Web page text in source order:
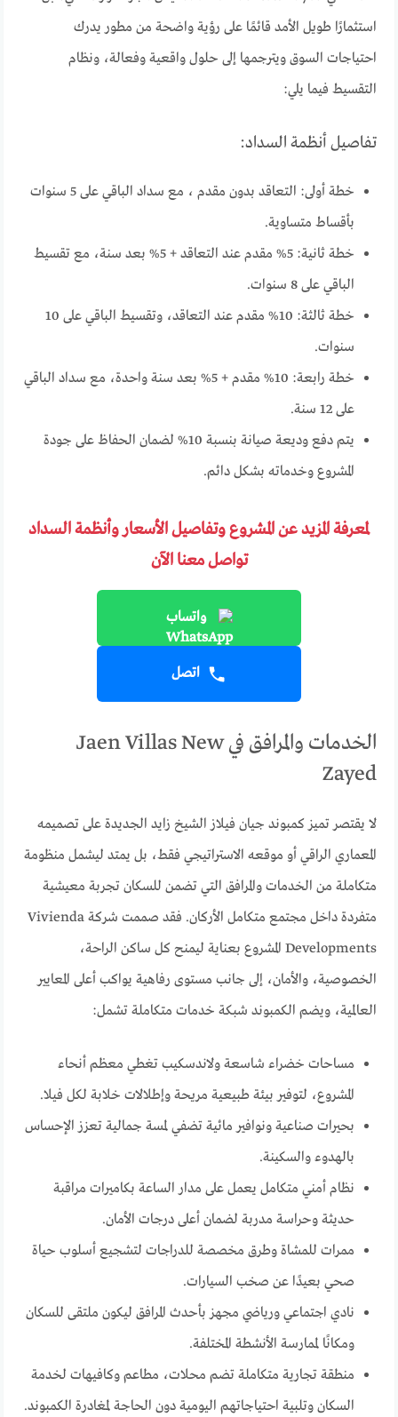
استثمارًا طويل الأمد قائمًا على رؤية واضحة من مطور يدرك
احتياجات السوق ويترجمها إلى حلول واقعية وفعالة، ونظام
التقسيط فيما يلي:
تفاصيل أنظمة السداد:
خطة أولى: التعاقد بدون مقدم ، مع سداد الباقي على 5 سنوات
بأقساط متساوية.
خطة ثانية: 5% مقدم عند التعاقد + 5% بعد سنة، مع تقسيط
الباقي على 8 سنوات.
خطة ثالثة: 10% مقدم عند التعاقد، وتقسيط الباقي على 10
سنوات.
خطة رابعة: 10% مقدم + 5% بعد سنة واحدة، مع سداد الباقي
على 12 سنة.
يتم دفع وديعة صيانة بنسبة 10% لضمان الحفاظ على جودة
المشروع وخدماته بشكل دائم.
لمعرفة المزيد عن المشروع وتفاصيل الأسعار وأنظمة السداد
تواصل معنا الآن
واتساب
اتصل
الخدمات والمرافق في Jaen Villas New
Zayed
لا يقتصر تميز كمبوند جيان فيلاز الشيخ زايد الجديدة على تصميمه
المعماري الراقي أو موقعه الاستراتيجي فقط، بل يمتد ليشمل منظومة
متكاملة من الخدمات والمرافق التي تضمن للسكان تجربة معيشية
متفردة داخل مجتمع متكامل الأركان. فقد صممت شركة Vivienda
Developments المشروع بعناية ليمنح كل ساكن الراحة،
الخصوصية، والأمان، إلى جانب مستوى رفاهية يواكب أعلى المعايير
العالمية، ويضم الكمبوند شبكة خدمات متكاملة تشمل:
مساحات خضراء شاسعة ولاندسكيب تغطي معظم أنحاء
المشروع، لتوفير بيئة طبيعية مريحة وإطلالات خلابة لكل فيلا.
بحيرات صناعية ونوافير مائية تضفي لمسة جمالية تعزز الإحساس
بالهدوء والسكينة.
نظام أمني متكامل يعمل على مدار الساعة بكاميرات مراقبة
حديثة وحراسة مدربة لضمان أعلى درجات الأمان.
ممرات للمشاة وطرق مخصصة للدراجات لتشجيع أسلوب حياة
صحي بعيدًا عن صخب السيارات.
نادي اجتماعي ورياضي مجهز بأحدث المرافق ليكون ملتقى للسكان
ومكانًا لممارسة الأنشطة المختلفة.
منطقة تجارية متكاملة تضم محلات، مطاعم وكافيهات لخدمة
السكان وتلبية احتياجاتهم اليومية دون الحاجة لمغادرة الكمبوند.